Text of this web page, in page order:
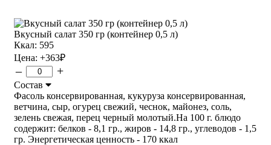
Вкусный салат 350 гр (контейнер 0,5 л)
Ккал: 595
Цена: +363₽
– +
Состав
Фасоль консервированная, кукуруза консервированная,
ветчина, сыр, огурец свежий, чеснок, майонез, соль,
зелень свежая, перец черный молотый.На 100 г. блюдо
содержит: белков - 8,1 гр., жиров - 14,8 гр., углеводов - 1,5
гр. Энергетическая ценность - 170 ккал